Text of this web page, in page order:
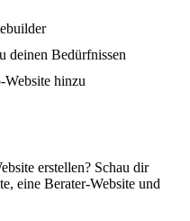
deinen Bedürfnissen
Website hinzu
erstellen? Schau dir
, eine Berater-Website und